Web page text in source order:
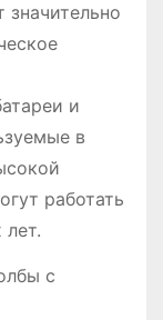
значительно
и
в
работать
с